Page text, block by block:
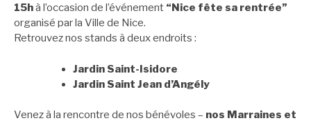
15hà l’occasion de l’événement “Nice fête sa rentrée”
organisé par la Ville de Nice.
Retrouvez nos stands à deux endroits :
Jardin Saint-Isidore
Jardin Saint Jean d’Angély
Venez à la rencontre de nos bénévoles – nos Marraines et